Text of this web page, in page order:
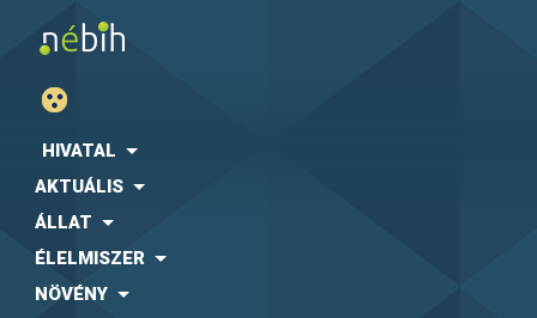
HIVATAL
AKTUÁLIS
ÁLLAT
ÉLELMISZER
NÖVÉNY